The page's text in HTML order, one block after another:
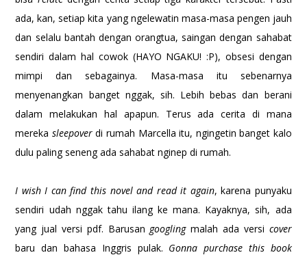
ada, kan, setiap kita yang ngelewatin masa-masa pengen jauh
dan selalu bantah dengan orangtua, saingan dengan sahabat
sendiri dalam hal cowok (HAYO NGAKU! :P), obsesi dengan
mimpi dan sebagainya. Masa-masa itu sebenarnya
menyenangkan banget nggak, sih. Lebih bebas dan berani
dalam melakukan hal apapun. Terus ada cerita di mana
mereka sleepoverdi rumah Marcella itu, ngingetin banget kalo
dulu paling seneng ada sahabat nginep di rumah.
I wish I can find this novel and read it again, karena punyaku
sendiri udah nggak tahu ilang ke mana. Kayaknya, sih, ada
yang jual versi pdf. Barusan googlingmalah ada versi cover
baru dan bahasa Inggris pulak. Gonna purchase this book